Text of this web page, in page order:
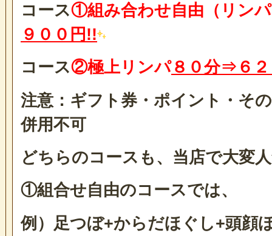
コース①組み合わせ自由（リン
９００円!!
コース②極上リンパ８０分⇒ ６
注意：ギフト券・ポイント・そ
併用不可
どちらのコースも、当店で大変
①組合せ自由のコースでは、
例）足つぼ+からだほぐし+頭顔